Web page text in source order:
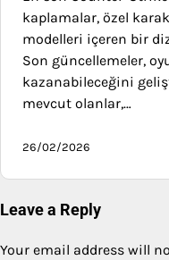
kaplamalar, özel
modelleri içeren bir
Son güncellemeler,
kazanabileceğini
mevcut olanlar,…
26/02/2026
Leave a Reply
Your email address will